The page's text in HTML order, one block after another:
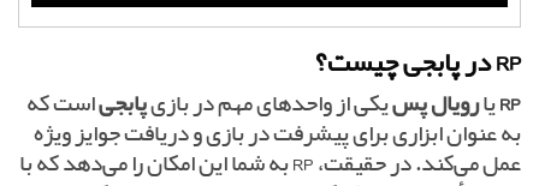
RP در پابجی چیست؟
RPیارویال پسیکی از واحدهای مهم در بازیپابجیاست که
به عنوان ابزاری برای پیشرفت در بازی و دریافت جوایز ویژه
عمل می‌کند. در حقیقت، RP به شما این امکان را می‌دهد که با